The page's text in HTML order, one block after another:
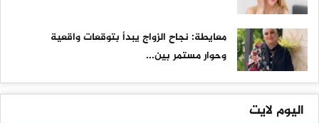
معايطة: نجاح الزواج يبدأ بتوقعات واقعية
وحوار مستمر بين...
اليوم لايت